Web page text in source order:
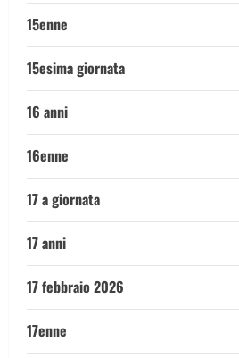
15enne
15esima giornata
16 anni
16enne
17 a giornata
17 anni
17 febbraio 2026
17enne